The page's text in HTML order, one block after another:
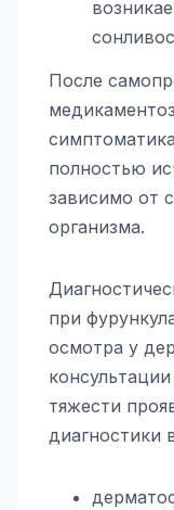
После
полностью
зависимо от
организма.
при
осмотра у
тяжести
диагностики